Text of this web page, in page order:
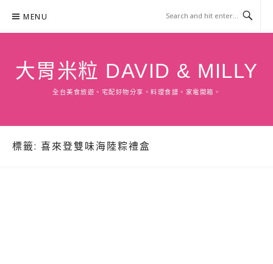
content
MENU
大胃米粒 DAVID & MILLY
全台美食旅遊。宅配好物分享。料理食譜。家電開箱。
標籤: 喜來登雙味海陸粽禮盒